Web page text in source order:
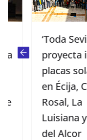
‘Toda Sevilla’
proyecta
placas solares
en Écija,
Rosal, La
Luisiana y El
del Alcor